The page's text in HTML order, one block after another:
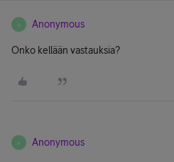
A Anonymous
Onko kellään vastauksia?
A Anonymous